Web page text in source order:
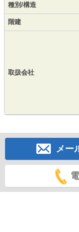
種別/構造
階建
取扱会社
メー